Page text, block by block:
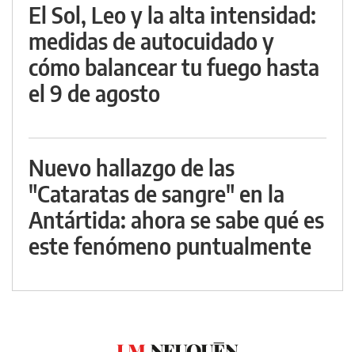
El Sol, Leo y la alta intensidad:
medidas de autocuidado y
cómo balancear tu fuego hasta
el 9 de agosto
Nuevo hallazgo de las
"Cataratas de sangre" en la
Antártida: ahora se sabe qué es
este fenómeno puntualmente